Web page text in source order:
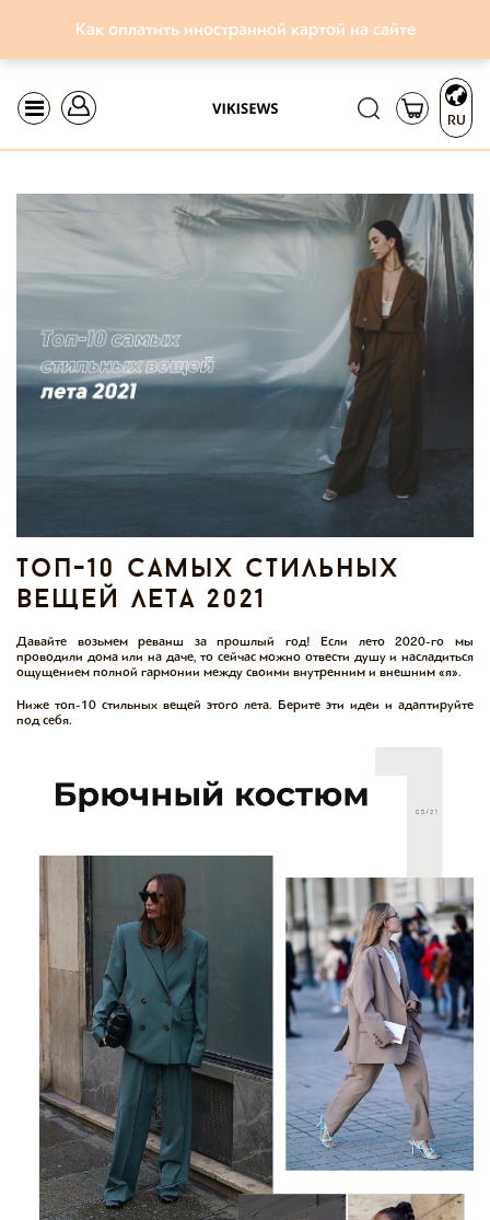
Как оплатить иностранной картой на сайте
RU
топ-10 самых стильных
вещей лета 2021
Давайте возьмем реванш за прошлый год! Если лето 2020-го мы
проводили дома или на даче, то сейчас можно отвести душу и насладиться
ощущением полной гармонии между своими внутренним и внешним «я».
Ниже топ-10 стильных вещей этого лета. Берите эти идеи и адаптируйте
под себя.